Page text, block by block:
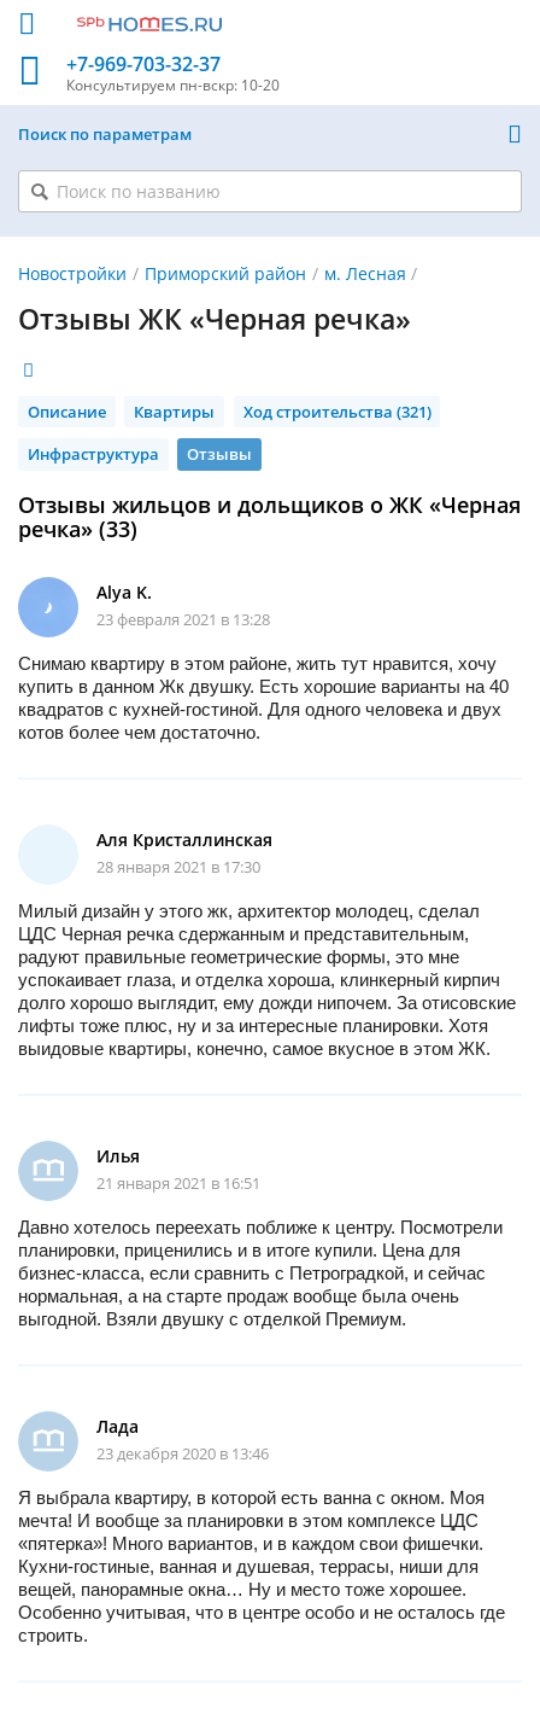
+7-969-703-32-37
Консультируем пн-вскр: 10-20
Поиск по параметрам
Новостройки Приморский район м. Лесная
Отзывы ЖК «Черная речка»
Описание Квартиры
Ход строительства (321)
Инфраструктура
Отзывы
Отзывы жильцов и дольщиков о ЖК «Черная
речка» (33)
Alya K.
23 февраля 2021 в 13:28
Снимаю квартиру в этом районе, жить тут нравится, хочу
купить в данном Жк двушку. Есть хорошие варианты на 40
квадратов с кухней-гостиной. Для одного человека и двух
котов более чем достаточно.
Аля Кристаллинская
28 января 2021 в 17:30
Милый дизайн у этого жк, архитектор молодец, сделал
ЦДС Черная речка сдержанным и представительным,
радуют правильные геометрические формы, это мне
успокаивает глаза, и отделка хороша, клинкерный кирпич
долго хорошо выглядит, ему дожди нипочем. За отисовские
лифты тоже плюс, ну и за интересные планировки. Хотя
выидовые квартиры, конечно, самое вкусное в этом ЖК.
Илья
21 января 2021 в 16:51
Давно хотелось переехать поближе к центру. Посмотрели
планировки, приценились и в итоге купили. Цена для
бизнес-класса, если сравнить с Петроградкой, и сейчас
нормальная, а на старте продаж вообще была очень
выгодной. Взяли двушку с отделкой Премиум.
Лада
23 декабря 2020 в 13:46
Я выбрала квартиру, в которой есть ванна с окном. Моя
мечта! И вообще за планировки в этом комплексе ЦДС
«пятерка»! Много вариантов, и в каждом свои фишечки.
Кухни-гостиные, ванная и душевая, террасы, ниши для
вещей, панорамные окна… Ну и место тоже хорошее.
Особенно учитывая, что в центре особо и не осталось где
строить.